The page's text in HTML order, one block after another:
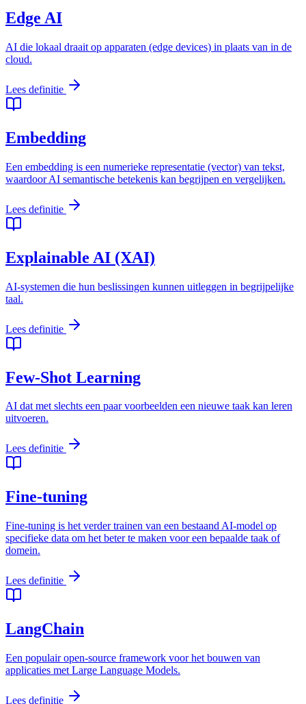
Edge AI
AI die lokaal draait op apparaten (edge devices) in plaats van in de
cloud.
Lees definitie
Embedding
Een embedding is een numerieke representatie (vector) van tekst,
waardoor AI semantische betekenis kan begrijpen en vergelijken.
Lees definitie
Explainable AI (XAI)
AI-systemen die hun beslissingen kunnen uitleggen in begrijpelijke
taal.
Lees definitie
Few-Shot Learning
AI dat met slechts een paar voorbeelden een nieuwe taak kan leren
uitvoeren.
Lees definitie
Fine-tuning
Fine-tuning is het verder trainen van een bestaand AI-model op
specifieke data om het beter te maken voor een bepaalde taak of
domein.
Lees definitie
LangChain
Een populair open-source framework voor het bouwen van
applicaties met Large Language Models.
Lees definitie